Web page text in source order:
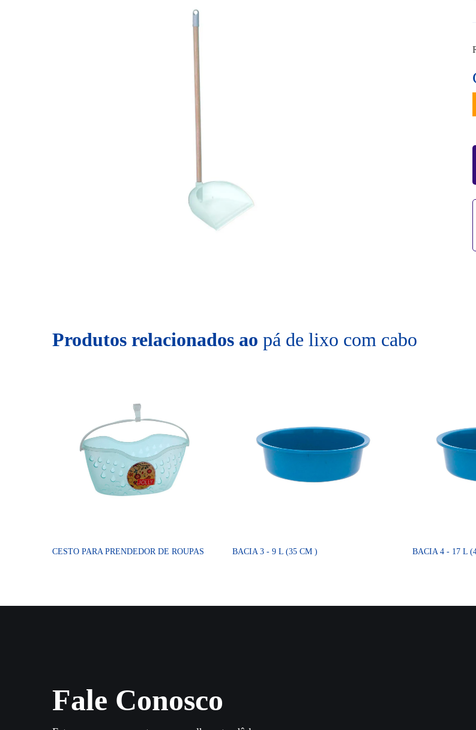
Produtos relacionados ao pá de lixo com cabo
CESTO PARA PRENDEDOR DE ROUPAS BACIA 3 - 9 L (35 CM ) BACIA 4 - 17 L
Fale Conosco